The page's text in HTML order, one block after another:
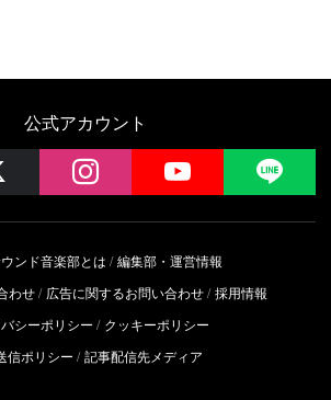
公式アカウント
instagram YouTube
ンド音楽部とは
編集部・運営情報
わせ
広告に関するお問い合わせ 採用情報
シーポリシー
クッキーポリシー
信ポリシー
記事配信先メディア